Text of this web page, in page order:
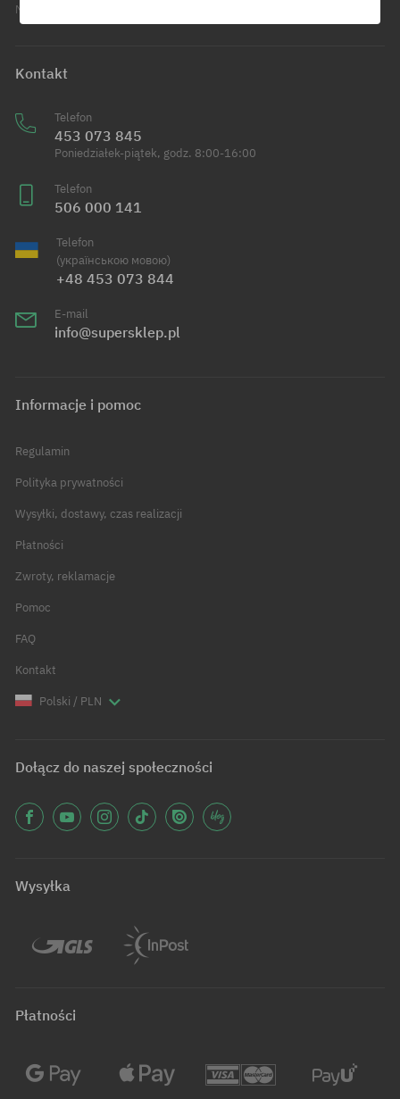
Modlniczce. Dowiedz się więcej o przetwarzaniu Twoich danych.
Kontakt
Telefon
453 073 845
Poniedziałek-piątek, godz. 8:00-16:00
Telefon
506 000 141
Telefon
(українською мовою)
+48 453 073 844
E-mail
info@supersklep.pl
Informacje i pomoc
Regulamin
Polityka prywatności
Wysyłki, dostawy, czas realizacji
Płatności
Zwroty, reklamacje
Pomoc
FAQ
Kontakt
Polski / PLN
Dołącz do naszej społeczności
Wysyłka
Płatności